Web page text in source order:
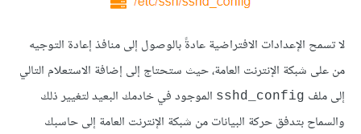
لا تسمح الإعدادات الافتراضية عادةً بالوصول إلى منافذ إعادة التوجيه
من على شبكة الإنترنت العامة، حيث ستحتاج إلى إضافة الاستعلام التالي
إلى ملف sshd_config الموجود في خادمك البعيد لتغيير ذلك
والسماح بتدفق حركة البيانات من شبكة الإنترنت العامة إلى حاسبك